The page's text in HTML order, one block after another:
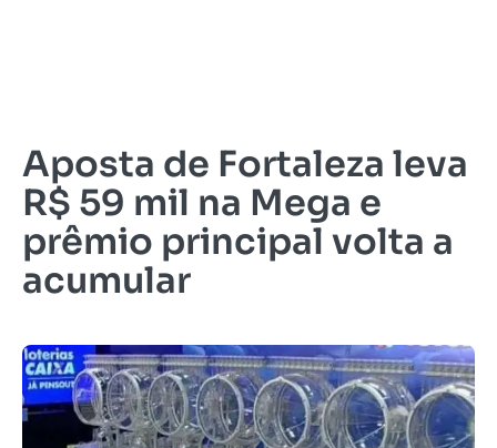
Aposta de Fortaleza leva
R$ 59 mil na Mega e
prêmio principal volta a
acumular